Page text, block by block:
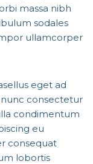
massa nibh
sodales
ullamcorper
eget ad
consectetur
condimentum
eu
consequat
lobortis